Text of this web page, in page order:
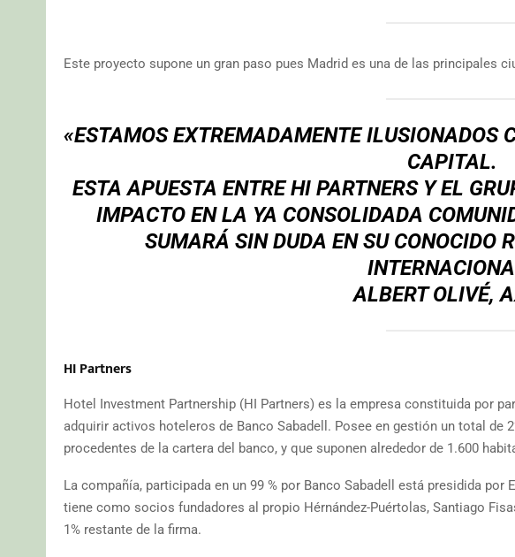
Este proyecto supone un gran paso pues Madrid es una de las principales
«ESTAMOS EXTREMADAMENTE ILUSIONADOS
CAPITAL.
ESTA APUESTA ENTRE HI PARTNERS Y EL
IMPACTO EN LA YA CONSOLIDADA
SUMARÁ SIN DUDA EN SU CONOCIDO
ALBERT OLIVÉ,
HI Partners
Hotel Investment Partnership (HI Partners) es la empresa constituida por
adquirir activos hoteleros de Banco Sabadell. Posee en gestión un total
procedentes de la cartera del banco, y que suponen alrededor de 1.600
La compañía, participada en un 99 % por Banco Sabadell está presidida
tiene como socios fundadores al propio Hérnández-Puértolas, Santiago
1% restante de la firma.